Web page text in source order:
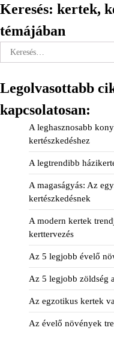
Keresés: kertek,
témájában
Keresés:
Legolvasottabb
kapcsolatosan:
A leghasznosabb
kertészkedéshez
A legtrendibb
A magaságyás: Az
kertészkedésnek
A modern kertek
kerttervezés
Az 5 legjobb évelő
Az 5 legjobb zöldség
Az egzotikus kertek
Az évelő növények